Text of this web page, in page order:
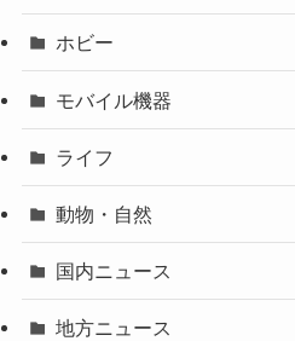
ホビー
モバイル機器
ライフ
動物・自然
国内ニュース
地方ニュース